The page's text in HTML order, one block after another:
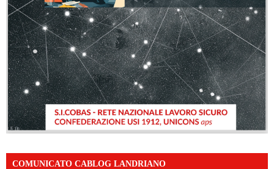
COMUNICATO CABLOG LANDRIANO